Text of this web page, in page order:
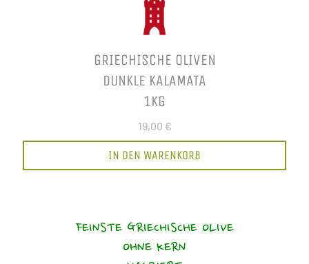
GRIECHISCHE OLIVEN
DUNKLE KALAMATA
1KG
19,00 €
IN DEN WARENKORB
FEINSTE GRIECHISCHE OLIVE
OHNE KERN